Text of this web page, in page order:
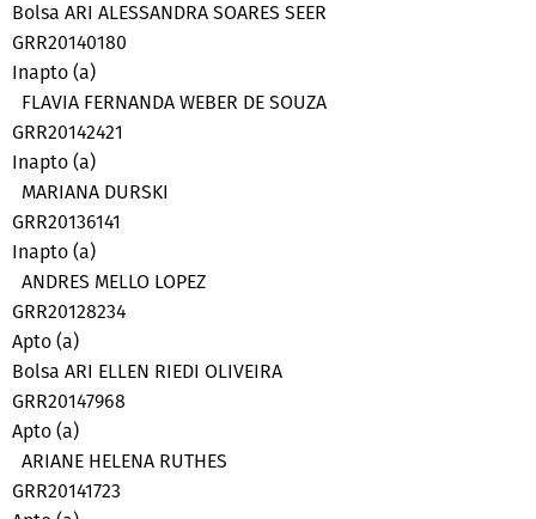
Bolsa ARI ALESSANDRA SOARES SEER
GRR20140180
Inapto (a)
FLAVIA FERNANDA WEBER DE SOUZA
GRR20142421
Inapto (a)
MARIANA DURSKI
GRR20136141
Inapto (a)
ANDRES MELLO LOPEZ
GRR20128234
Apto (a)
Bolsa ARI ELLEN RIEDI OLIVEIRA
GRR20147968
Apto (a)
ARIANE HELENA RUTHES
GRR20141723